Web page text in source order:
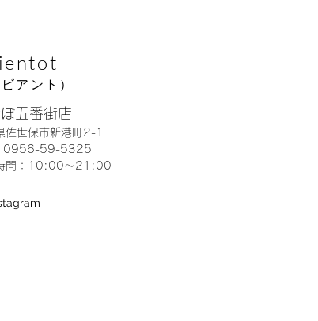
ビアント）
五番街店
佐世保市新港町2-1
0956-59-5325
間：10:00〜21:00